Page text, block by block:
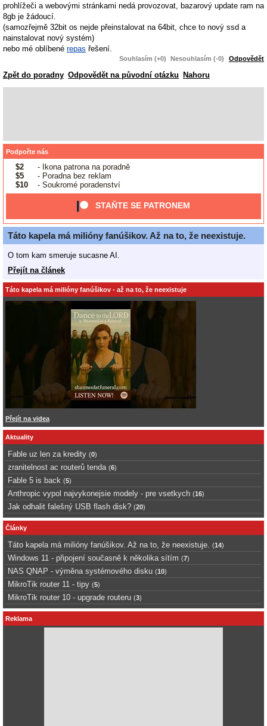
prohlížeči a webovými stránkami nedá provozovat, bazarový update ram na
8gb je žádoucí.
(samozřejmě 32bit os nejde přeinstalovat na 64bit, chce to nový ssd a
nainstalovat nový systém)
nebo mé oblíbené repas řešení.
Souhlasím (+0) Nesouhlasím (-0) Odpovědět
Zpět do poradny Odpovědět na původní otázku Nahoru
Podpořte nás
$2
- Ikona patrona na poradně
$5
- Poradna bez reklam
$10
- Soukromé poradenství
STAŇTE SE PATRONEM
Táto kapela má milióny fanúšikov. Až na to, že neexistuje.
O tom kam smeruje sucasne AI.
Přejít na článek
Táto kapela má milióny fanúšikov - až na to, že neexistuje
Přejít na videa
Aktuality
Fable uz len za kredity (0)
zranitelnost ac routerů tenda (6)
Fable 5 is back (5)
Anthropic vypol najvykonejsie modely - pre vsetkych (16)
Jak odhalit falešný USB flash disk? (20)
Články
Táto kapela má milióny fanúšikov. Až na to, že neexistuje. (14)
Windows 11 - připojení současně k několika sítím (7)
NAS QNAP - výměna systémového disku (10)
MikroTik router 11 - tipy (5)
MikroTik router 10 - upgrade routeru (3)
Reklama